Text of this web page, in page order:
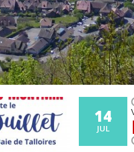
loisirs et
Mercredis
périscolaire
Vacances
14
JUL